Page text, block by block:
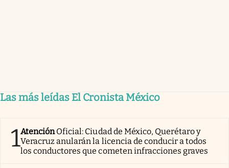
Las más leídas El Cronista México
1AtenciónOficial: Ciudad de México, Querétaro y
Veracruz anularán la licencia de conducir a todos
los conductores que cometen infracciones graves